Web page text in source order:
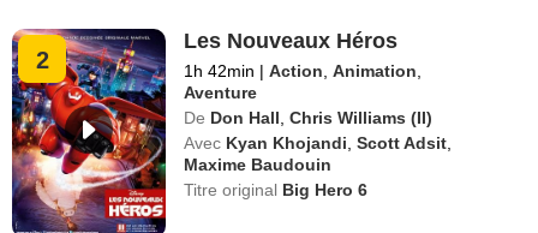
2
Les Nouveaux Héros
1h 42min | Action ,Animation
Aventure
De Don Hall ,Chris Williams (II)
Avec Kyan Khojandi ,Scott Adsit
Maxime Baudouin
Titre original Big Hero 6